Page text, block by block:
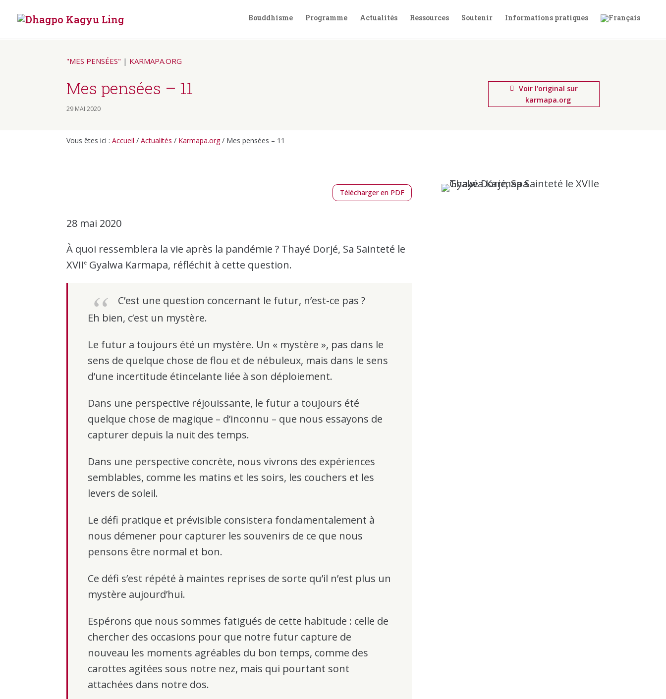
Bouddhisme Programme Actualités Ressources Soutenir Informations pratiques
"MES PENSÉES" | KARMAPA.ORG
Mes pensées – 11
29 MAI 2020
Voir l'original sur
karmapa.org
Vous êtes ici :Accueil /Actualités / Karmapa.org/ Mes pensées – 11
Télécharger en PDF
28 mai 2020
À quoi ressemblera la vie après la pandémie ? Thayé Dorjé, Sa Sainteté le
XVIIe Gyalwa Karmapa, réfléchit à cette question.
C’est une question concernant le futur, n’est-ce pas ?
Eh bien, c’est un mystère.
Le futur a toujours été un mystère. Un « mystère », pas dans le
sens de quelque chose de flou et de nébuleux, mais dans le sens
d’une incertitude étincelante liée à son déploiement.
Dans une perspective réjouissante, le futur a toujours été
quelque chose de magique – d’inconnu – que nous essayons de
capturer depuis la nuit des temps.
Dans une perspective concrète, nous vivrons des expériences
semblables, comme les matins et les soirs, les couchers et les
levers de soleil.
Le défi pratique et prévisible consistera fondamentalement à
nous démener pour capturer les souvenirs de ce que nous
pensons être normal et bon.
Ce défi s’est répété à maintes reprises de sorte qu’il n’est plus un
mystère aujourd’hui.
Espérons que nous sommes fatigués de cette habitude : celle de
chercher des occasions pour que notre futur capture de
nouveau les moments agréables du bon temps, comme des
carottes agitées sous notre nez, mais qui pourtant sont
attachées dans notre dos.